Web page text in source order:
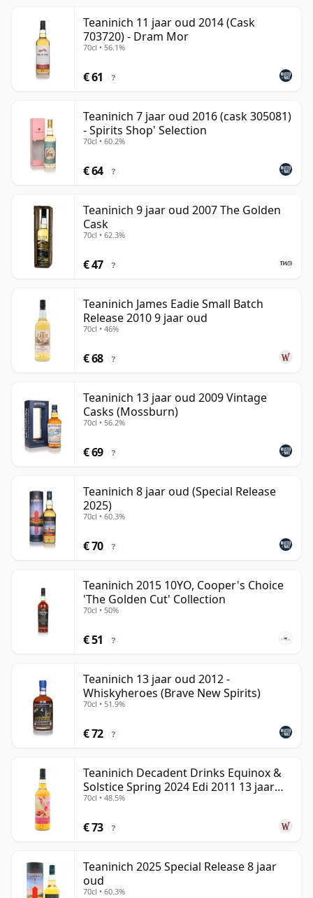
Teaninich 11 jaar oud 2014 (Cask
703720) - Dram Mor
70cl • 56.1%
€ 61 ?
Teaninich 7 jaar oud 2016 (cask 305081)
- Spirits Shop' Selection
70cl • 60.2%
€ 64 ?
Teaninich 9 jaar oud 2007 The Golden
Cask
70cl • 62.3%
€ 47 ?
Teaninich James Eadie Small Batch
Release 2010 9 jaar oud
70cl • 46%
€ 68 ?
Teaninich 13 jaar oud 2009 Vintage
Casks (Mossburn)
70cl • 56.2%
€ 69 ?
Teaninich 8 jaar oud (Special Release
2025)
70cl • 60.3%
€ 70 ?
Teaninich 2015 10YO, Cooper's Choice
'The Golden Cut' Collection
70cl • 50%
€ 51 ?
Teaninich 13 jaar oud 2012 -
Whiskyheroes (Brave New Spirits)
70cl • 51.9%
€ 72 ?
Teaninich Decadent Drinks Equinox &
Solstice Spring 2024 Edi 2011 13 jaar
oud
70cl • 48.5%
€ 73 ?
Teaninich 2025 Special Release 8 jaar
oud
70cl • 60.3%